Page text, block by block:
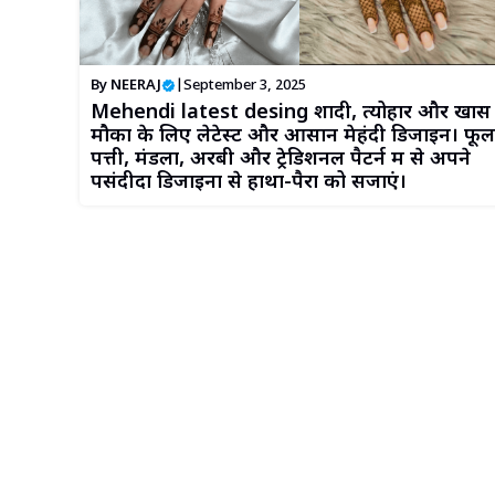
By NEERAJ September 3, 2025
Mehendi latest desing शादी, त्योहार और खास
मौकों के लिए लेटेस्ट और आसान मेहंदी डिजाइन।
पत्ती, मंडला, अरबी और ट्रेडिशनल पैटर्न में से अपने
पसंदीदा डिजाइनों से हाथों-पैरों को सजाएं।